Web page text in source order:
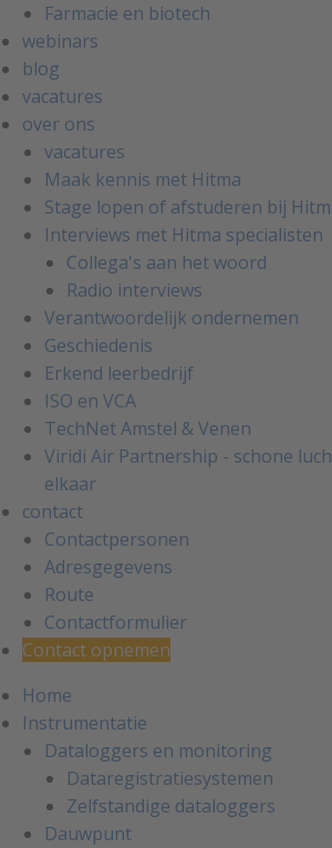
Farmacie en biotech
webinars
blog
vacatures
over ons
vacatures
Maak kennis met Hitma
Stage lopen of afstuderen bij
Interviews met Hitma specialisten
Collega's aan het woord
Radio interviews
Verantwoordelijk ondernemen
Geschiedenis
Erkend leerbedrijf
ISO en VCA
TechNet Amstel & Venen
Viridi Air Partnership - schone
elkaar
contact
Contactpersonen
Adresgegevens
Route
Contactformulier
Contact opnemen
Home
Instrumentatie
Dataloggers en monitoring
Dataregistratiesystemen
Zelfstandige dataloggers
Dauwpunt